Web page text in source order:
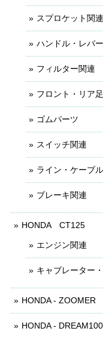
スプロケット関連
ハンドル・レバ
フィルター関連
フロント・リア
ゴムパーツ
スイッチ関連
ライン・ケーブ
ブレーキ関連
HONDA CT125
エンジン関連
キャブレーター
HONDA - ZOOMER
HONDA -